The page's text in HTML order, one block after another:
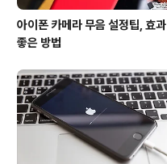
아이폰 카메라 무음 설정팁, 효과
좋은 방법